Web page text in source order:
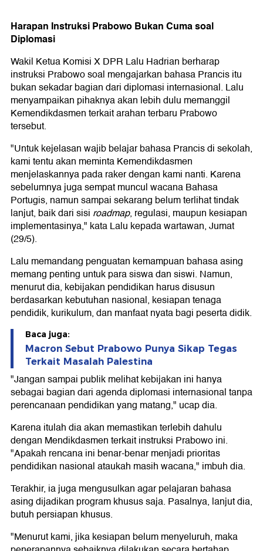
Harapan Instruksi Prabowo Bukan Cuma soal
Diplomasi
Wakil Ketua Komisi X DPR Lalu Hadrian berharap
instruksi Prabowo soal mengajarkan bahasa Prancis itu
bukan sekadar bagian dari diplomasi internasional. Lalu
menyampaikan pihaknya akan lebih dulu memanggil
Kemendikdasmen terkait arahan terbaru Prabowo
tersebut.
"Untuk kejelasan wajib belajar bahasa Prancis di sekolah,
kami tentu akan meminta Kemendikdasmen
menjelaskannya pada raker dengan kami nanti. Karena
sebelumnya juga sempat muncul wacana Bahasa
Portugis, namun sampai sekarang belum terlihat tindak
lanjut, baik dari sisi roadmap, regulasi, maupun kesiapan
implementasinya," kata Lalu kepada wartawan, Jumat
(29/5).
Lalu memandang penguatan kemampuan bahasa asing
memang penting untuk para siswa dan siswi. Namun,
menurut dia, kebijakan pendidikan harus disusun
berdasarkan kebutuhan nasional, kesiapan tenaga
pendidik, kurikulum, dan manfaat nyata bagi peserta didik.
Baca juga:
Macron Sebut Prabowo Punya Sikap Tegas
Terkait Masalah Palestina
"Jangan sampai publik melihat kebijakan ini hanya
sebagai bagian dari agenda diplomasi internasional tanpa
perencanaan pendidikan yang matang," ucap dia.
Karena itulah dia akan memastikan terlebih dahulu
dengan Mendikdasmen terkait instruksi Prabowo ini.
"Apakah rencana ini benar-benar menjadi prioritas
pendidikan nasional ataukah masih wacana," imbuh dia.
Terakhir, ia juga mengusulkan agar pelajaran bahasa
asing dijadikan program khusus saja. Pasalnya, lanjut dia,
butuh persiapan khusus.
"Menurut kami, jika kesiapan belum menyeluruh, maka